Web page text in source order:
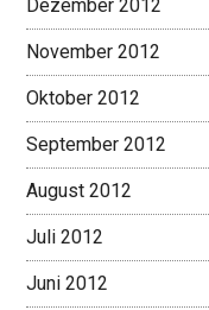
Dezember 2012
November 2012
Oktober 2012
September 2012
August 2012
Juli 2012
Juni 2012